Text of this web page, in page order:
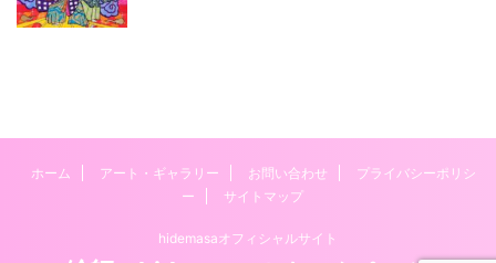
ホーム アート・ギャラリー お問い合わせ
プライバシーポリシ
ー
サイトマップ
hidemasaオフィシャルサイト